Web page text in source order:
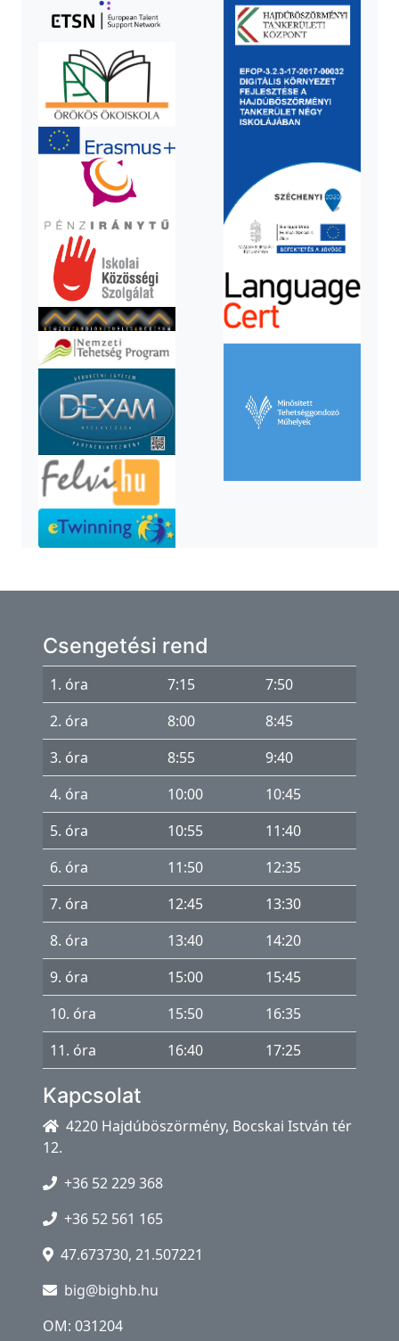
Csengetési rend
1. óra 7:15
7:50
2. óra
8:00
8:45
3. óra
8:55
9:40
4. óra
10:00
10:45
5. óra
10:55
11:40
6. óra
11:50
12:35
7. óra
12:45
13:30
8. óra
13:40
14:20
9. óra
15:00
15:45
10. óra
15:50
16:35
11. óra
16:40 17:25
Kapcsolat
4220 Hajdúböszörmény, Bocskai István tér
12.
+36 52 229 368
+36 52 561 165
47.673730, 21.507221
big@bighb.hu
OM: 031204